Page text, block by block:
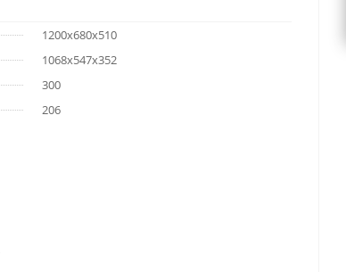
1200х680х510
1068x547x352
300
206